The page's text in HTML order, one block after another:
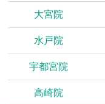
大宮院
水戸院
宇都宮院
高崎院